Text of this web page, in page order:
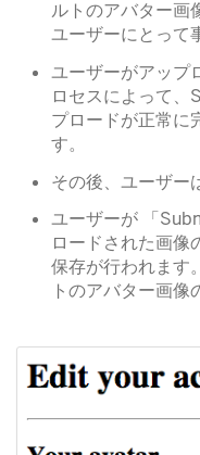
ルトのアバター画
ユーザーにとって
ユーザーがアップ
ロセスによって、
プロードが正常に
す。
その後、ユーザー
ユーザーが 「
ロードされた画像
保存が行われます
トのアバター画像